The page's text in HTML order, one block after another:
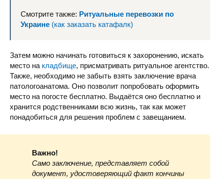
Смотрите также: Ритуальные перевозки по
Украине (как заказать катафалк)
Затем можно начинать готовиться к захоронению, искать
место на кладбище, присматривать ритуальное агентство.
Также, необходимо не забыть взять заключение врача
патологоанатома. Оно позволит попробовать оформить
место на погосте бесплатно. Выдаётся оно бесплатно и
хранится родственниками всю жизнь, так как может
понадобиться для решения проблем с завещанием.
Важно!
Само заключение, представляет собой
документ, удостоверяющий факт кончины